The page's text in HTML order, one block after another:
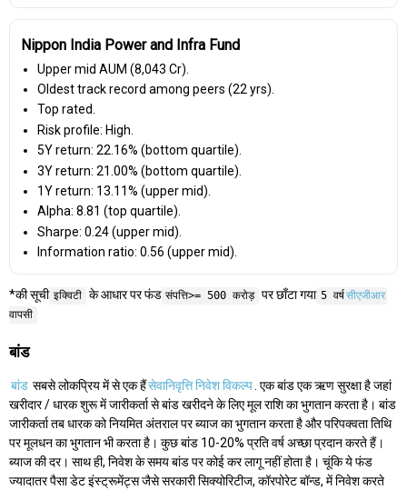
Nippon India Power and Infra Fund
Upper mid AUM (₹8,043 Cr).
Oldest track record among peers (22 yrs).
Top rated.
Risk profile: High.
5Y return: 22.16% (bottom quartile).
3Y return: 21.00% (bottom quartile).
1Y return: 13.11% (upper mid).
Alpha: 8.81 (top quartile).
Sharpe: 0.24 (upper mid).
Information ratio: 0.56 (upper mid).
*की सूची इक्विटी के आधार पर फंड संपत्ति>= 500 करोड़ पर छाँटा गया 5 वर्षसीएजीआर
वापसी
बांड
बांड सबसे लोकप्रिय में से एक हैंसेवानिवृत्ति निवेश विकल्प. एक बांड एक ऋण सुरक्षा है जहां
खरीदार / धारक शुरू में जारीकर्ता से बांड खरीदने के लिए मूल राशि का भुगतान करता है। बांड
जारीकर्ता तब धारक को नियमित अंतराल पर ब्याज का भुगतान करता है और परिपक्वता तिथि
पर मूलधन का भुगतान भी करता है। कुछ बांड 10-20% प्रति वर्ष अच्छा प्रदान करते हैं।
ब्याज की दर। साथ ही, निवेश के समय बांड पर कोई कर लागू नहीं होता है। चूंकि ये फंड
ज्यादातर पैसा डेट इंस्ट्रूमेंट्स जैसे सरकारी सिक्योरिटीज, कॉरपोरेट बॉन्ड, में निवेश करते